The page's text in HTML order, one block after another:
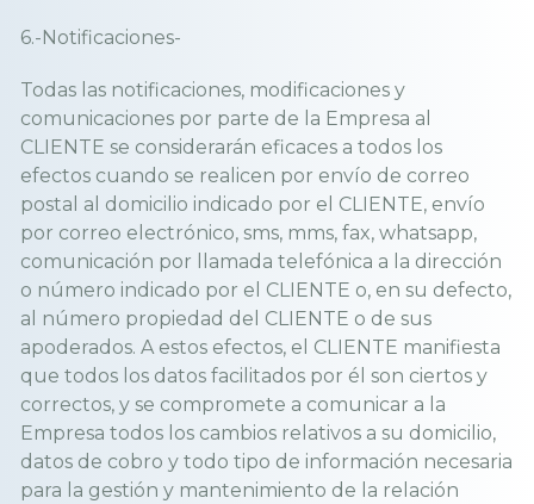
6.-Notificaciones-
Todas las notificaciones, modificaciones y
comunicaciones por parte de la Empresa al
CLIENTE se considerarán eficaces a todos los
efectos cuando se realicen por envío de correo
postal al domicilio indicado por el CLIENTE, envío
por correo electrónico, sms, mms, fax, whatsapp,
comunicación por llamada telefónica a la dirección
o número indicado por el CLIENTE o, en su defecto,
al número propiedad del CLIENTE o de sus
apoderados. A estos efectos, el CLIENTE manifiesta
que todos los datos facilitados por él son ciertos y
correctos, y se compromete a comunicar a la
Empresa todos los cambios relativos a su domicilio,
datos de cobro y todo tipo de información necesaria
para la gestión y mantenimiento de la relación